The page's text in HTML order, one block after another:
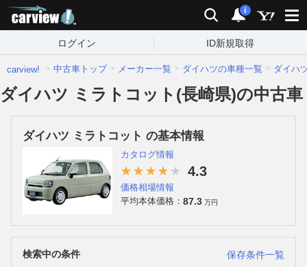
検索 通知
i
ログイン ID新規取得
carview! 中古車トップ メーカー一覧 ダイハツの車種一覧 ダイハ
ダイハツ ミラトコット(長崎県)の中古車
ダイハツ ミラトコット の基本情報
カタログ情報
4.3
価格相場情報
平均本体価格： 87.3 万円
検索中の条件 保存条件一覧